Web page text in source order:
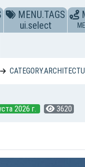
MENU.TAGS
ui.select
2026 г. 3620